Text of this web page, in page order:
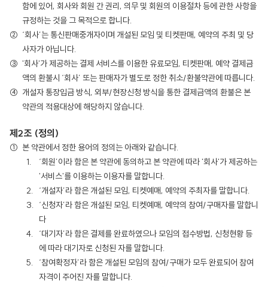
함에 있어, 회사와 회원 간 권리, 의무 및 회원의 이용절차 등에 관한 사항을
규정하는 것을 그 목적으로 합니다.
‘회사’는 통신판매중개자이며 개설된 모임 및 티켓판매, 예약의 주최 및 당
사자가 아닙니다.
'회사'가 제공하는 결제 서비스를 이용한 유료모임, 티켓판매, 예약 결제금
액의 환불시 ‘회사’ 또는 판매자가 별도로 정한 취소/환불약관에 따릅니다.
개설자 통장입금 방식, 외부/현장신청 방식을 통한 결제금액의 환불은 본
약관의 적용대상에 해당하지 않습니다.
제2조 (정의)
본 약관에서 정한 용어의 정의는 아래와 같습니다.
‘회원’이라 함은 본 약관에 동의하고 본 약관에 따라 '회사'가 제공하는
'서비스'를 이용하는 이용자를 말합니다.
‘개설자’라 함은 개설된 모임, 티켓예매, 예약의 주최자를 말합니다.
‘신청자’라 함은 개설된 모임, 티켓예매, 예약의 참여/구매자를 말합니
다
‘대기자’라 함은 결제를 완료하였으나 모임의 접수방법, 신청현황 등
에 따라 대기자로 신청된 자를 말합니다.
‘참여확정자’라 함은 개설된 모임의 참여/구매가 모두 완료되어 참여
자격이 주어진 자를 말합니다.